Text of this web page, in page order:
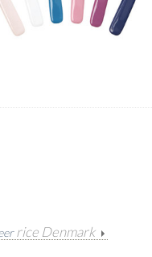
rice Denmark